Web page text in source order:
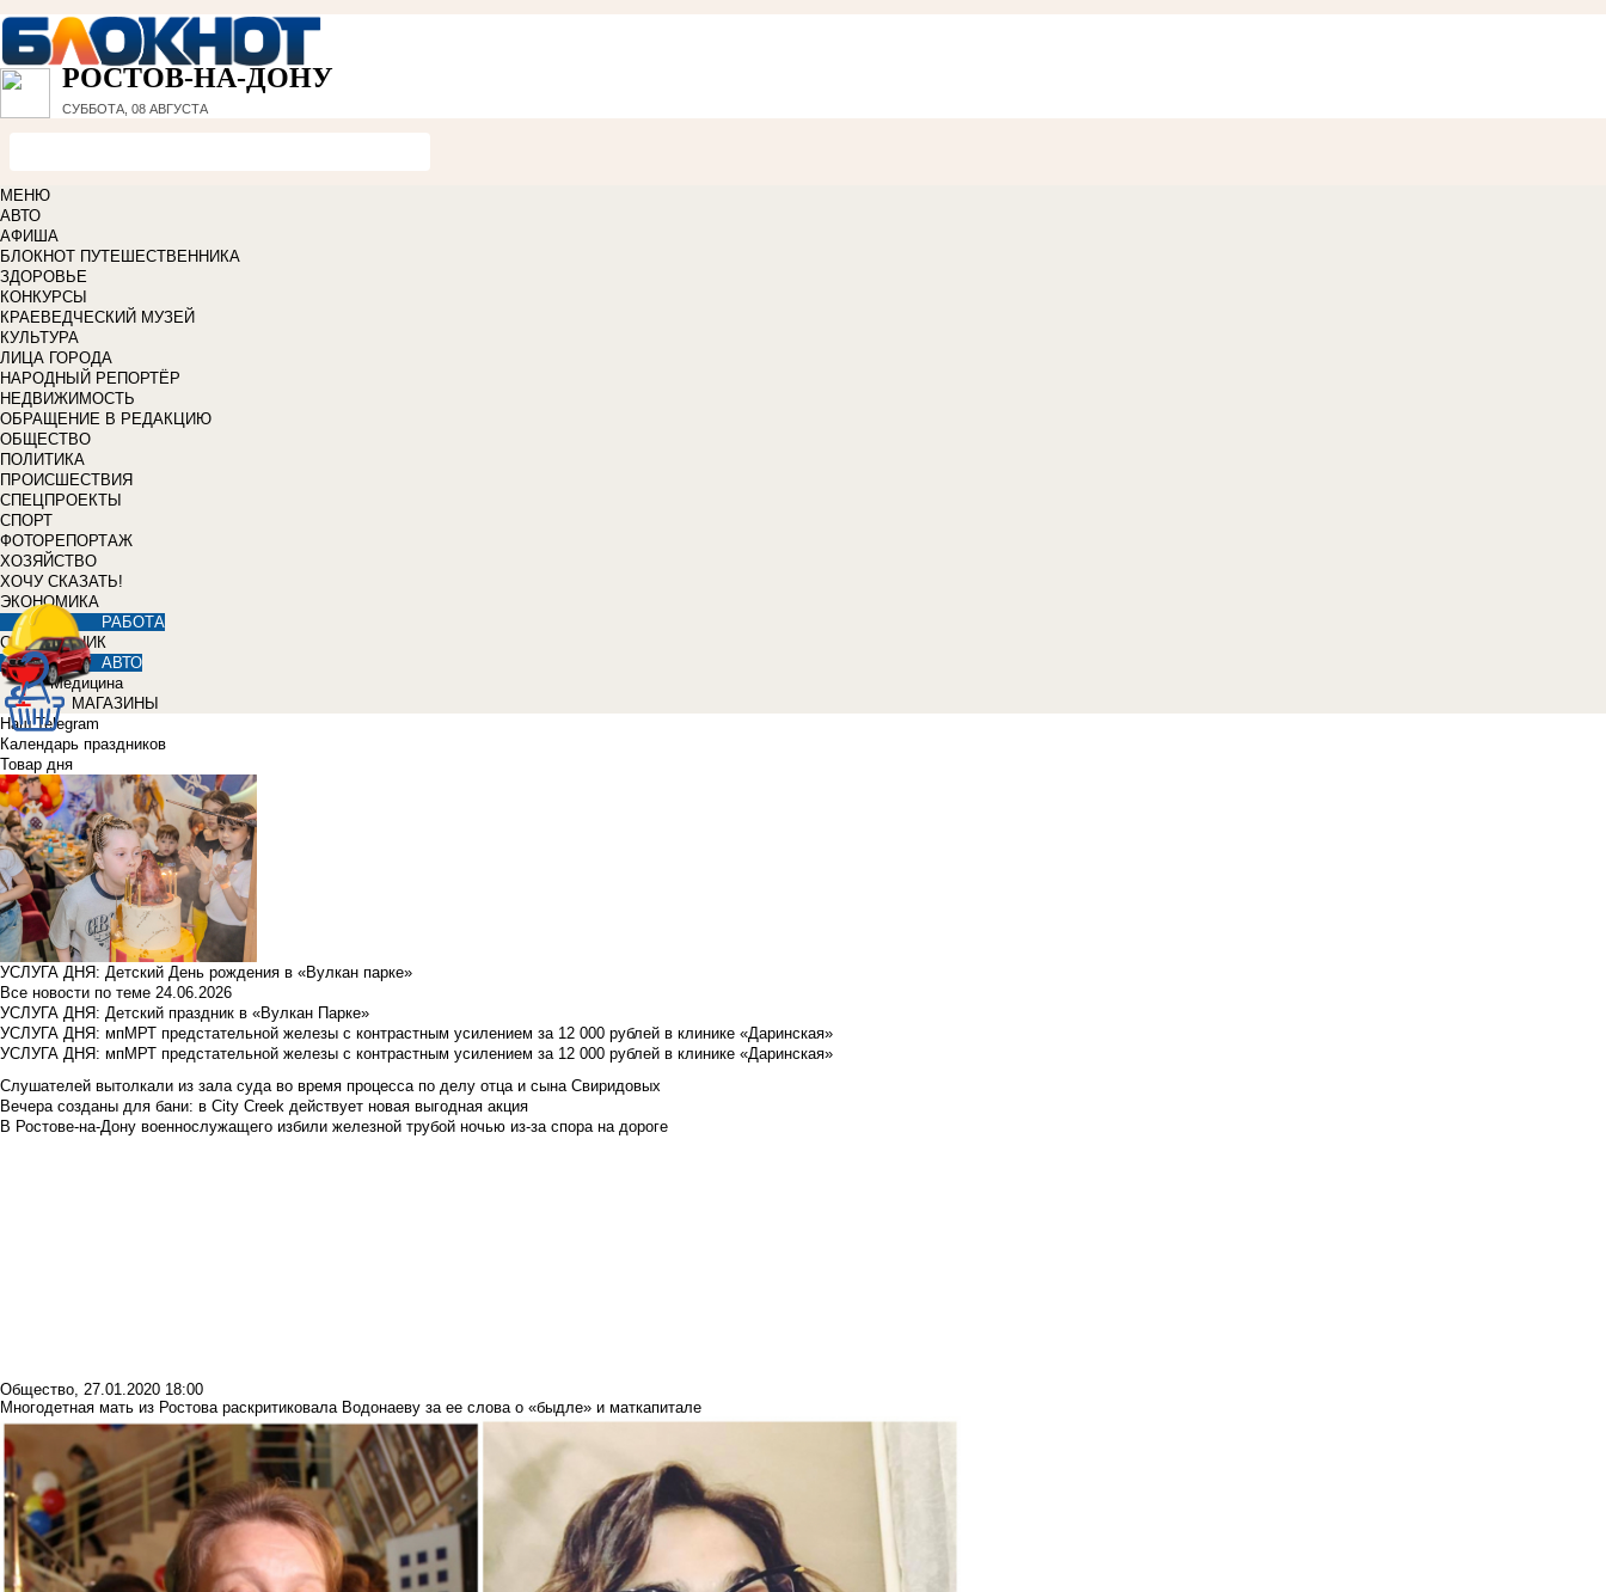
РОСТОВ-НА-ДОНУ
СУББОТА, 08 АВГУСТА
МЕНЮ
АВТО
АФИША
БЛОКНОТ ПУТЕШЕСТВЕННИКА
ЗДОРОВЬЕ
КОНКУРСЫ
КРАЕВЕДЧЕСКИЙ МУЗЕЙ
КУЛЬТУРА
ЛИЦА ГОРОДА
НАРОДНЫЙ РЕПОРТЁР
НЕДВИЖИМОСТЬ
ОБРАЩЕНИЕ В РЕДАКЦИЮ
ОБЩЕСТВО
ПОЛИТИКА
ПРОИСШЕСТВИЯ
СПЕЦПРОЕКТЫ
СПОРТ
ФОТОРЕПОРТАЖ
ХОЗЯЙСТВО
ХОЧУ СКАЗАТЬ!
ЭКОНОМИКА
РАБОТА
СПРАВОЧНИК
АВТО
Медицина
МАГАЗИНЫ
Наш Telegram
Календарь праздников
Товар дня
УСЛУГА ДНЯ: Детский День рождения в «Вулкан парке»
Все новости по теме 24.06.2026
УСЛУГА ДНЯ: Детский праздник в «Вулкан Парке»
УСЛУГА ДНЯ: мпМРТ предстательной железы с контрастным усилением за 12 000 рублей в клинике «Даринская»
УСЛУГА ДНЯ: мпМРТ предстательной железы с контрастным усилением за 12 000 рублей в клинике «Даринская»
Слушателей вытолкали из зала суда во время процесса по делу отца и сына Свиридовых
Вечера созданы для бани: в City Creek действует новая выгодная акция
В Ростове-на-Дону военнослужащего избили железной трубой ночью из-за спора на дороге
Общество, 27.01.2020 18:00
Многодетная мать из Ростова раскритиковала Водонаеву за ее слова о «быдле» и маткапитале